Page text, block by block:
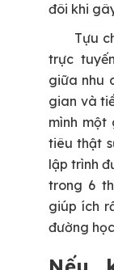
đôi khi
Tựu
trực
giữa nhu
gian và
mình một
tiêu thật
lập trình
trong 6
giúp ích
đường